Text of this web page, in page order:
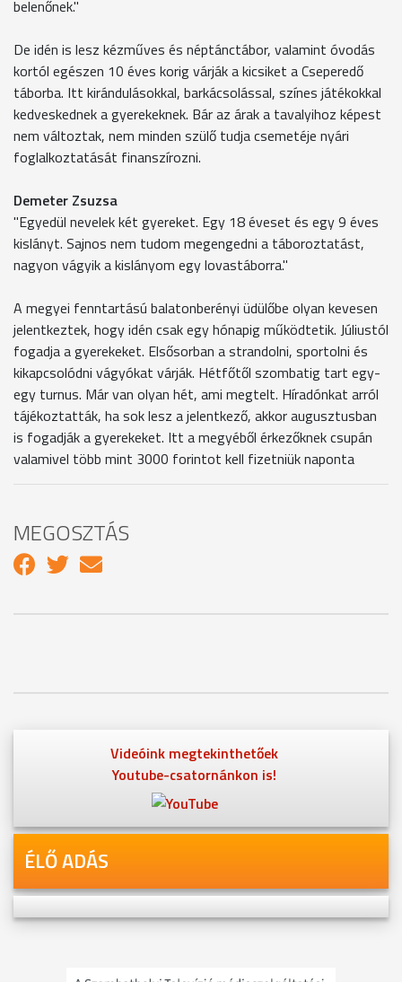
belenőnek."
De idén is lesz kézműves és néptánctábor, valamint óvodás
kortól egészen 10 éves korig várják a kicsiket a Cseperedő
táborba. Itt kirándulásokkal, barkácsolással, színes játékokkal
kedveskednek a gyerekeknek. Bár az árak a tavalyihoz képest
nem változtak, nem minden szülő tudja csemetéje nyári
foglalkoztatását finanszírozni.
Demeter Zsuzsa
"Egyedül nevelek két gyereket. Egy 18 éveset és egy 9 éves
kislányt. Sajnos nem tudom megengedni a táboroztatást,
nagyon vágyik a kislányom egy lovastáborra."
A megyei fenntartású balatonberényi üdülőbe olyan kevesen
jelentkeztek, hogy idén csak egy hónapig működtetik. Júliustól
fogadja a gyerekeket. Elsősorban a strandolni, sportolni és
kikapcsolódni vágyókat várják. Hétfőtől szombatig tart egy-
egy turnus. Már van olyan hét, ami megtelt. Híradónkat arról
tájékoztatták, ha sok lesz a jelentkező, akkor augusztusban
is fogadják a gyerekeket. Itt a megyéből érkezőknek csupán
valamivel több mint 3000 forintot kell fizetniük naponta
MEGOSZTÁS
Videóink megtekinthetőek
Youtube-csatornánkon is!
ÉLŐ ADÁS